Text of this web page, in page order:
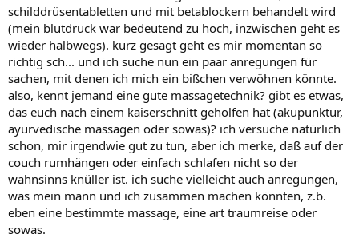
schilddrüsentabletten und mit betablockern behandelt wird
(mein blutdruck war bedeutend zu hoch, inzwischen geht es
wieder halbwegs). kurz gesagt geht es mir momentan so
richtig sch... und ich suche nun ein paar anregungen für
sachen, mit denen ich mich ein bißchen verwöhnen könnte.
also, kennt jemand eine gute massagetechnik? gibt es etwas,
das euch nach einem kaiserschnitt geholfen hat (akupunktur,
ayurvedische massagen oder sowas)? ich versuche natürlich
schon, mir irgendwie gut zu tun, aber ich merke, daß auf der
couch rumhängen oder einfach schlafen nicht so der
wahnsinns knüller ist. ich suche vielleicht auch anregungen,
was mein mann und ich zusammen machen könnten, z.b.
eben eine bestimmte massage, eine art traumreise oder
sowas.